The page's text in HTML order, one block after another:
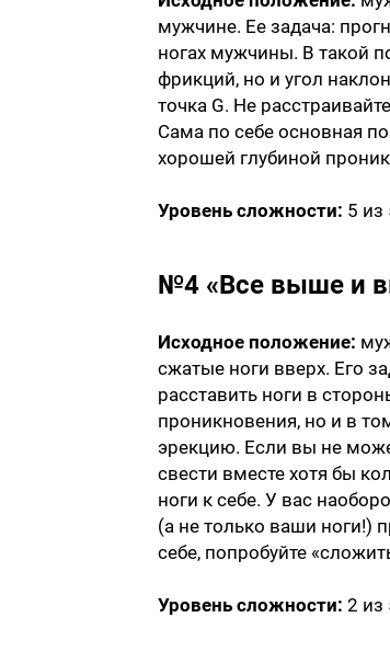
мужчине. Ее задача:
ногах мужчины. В такой
фрикций, но и угол
точка G. Не
Сама по себе основная
хорошей глубиной
Уровень сложности: 5 из
№4 «Все выше и
Исходное положение:
сжатые ноги вверх. Его
расставить ноги в
проникновения, но и в
эрекцию. Если вы не
свести вместе хотя бы
ноги к себе. У вас
(а не только ваши ноги!)
себе, попробуйте
Уровень сложности: 2 из